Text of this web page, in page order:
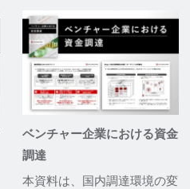
ベンチャー企業における資金
調達
本資料は、国内調達環境の変